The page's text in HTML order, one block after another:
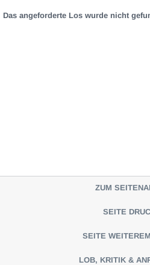
Das angeforderte Los wurde nicht
ZUM
SEITE
SEITE
LOB, KRITIK &